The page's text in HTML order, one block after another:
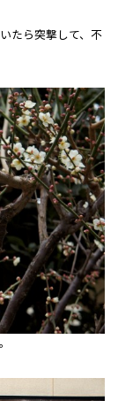
たら突撃して、不